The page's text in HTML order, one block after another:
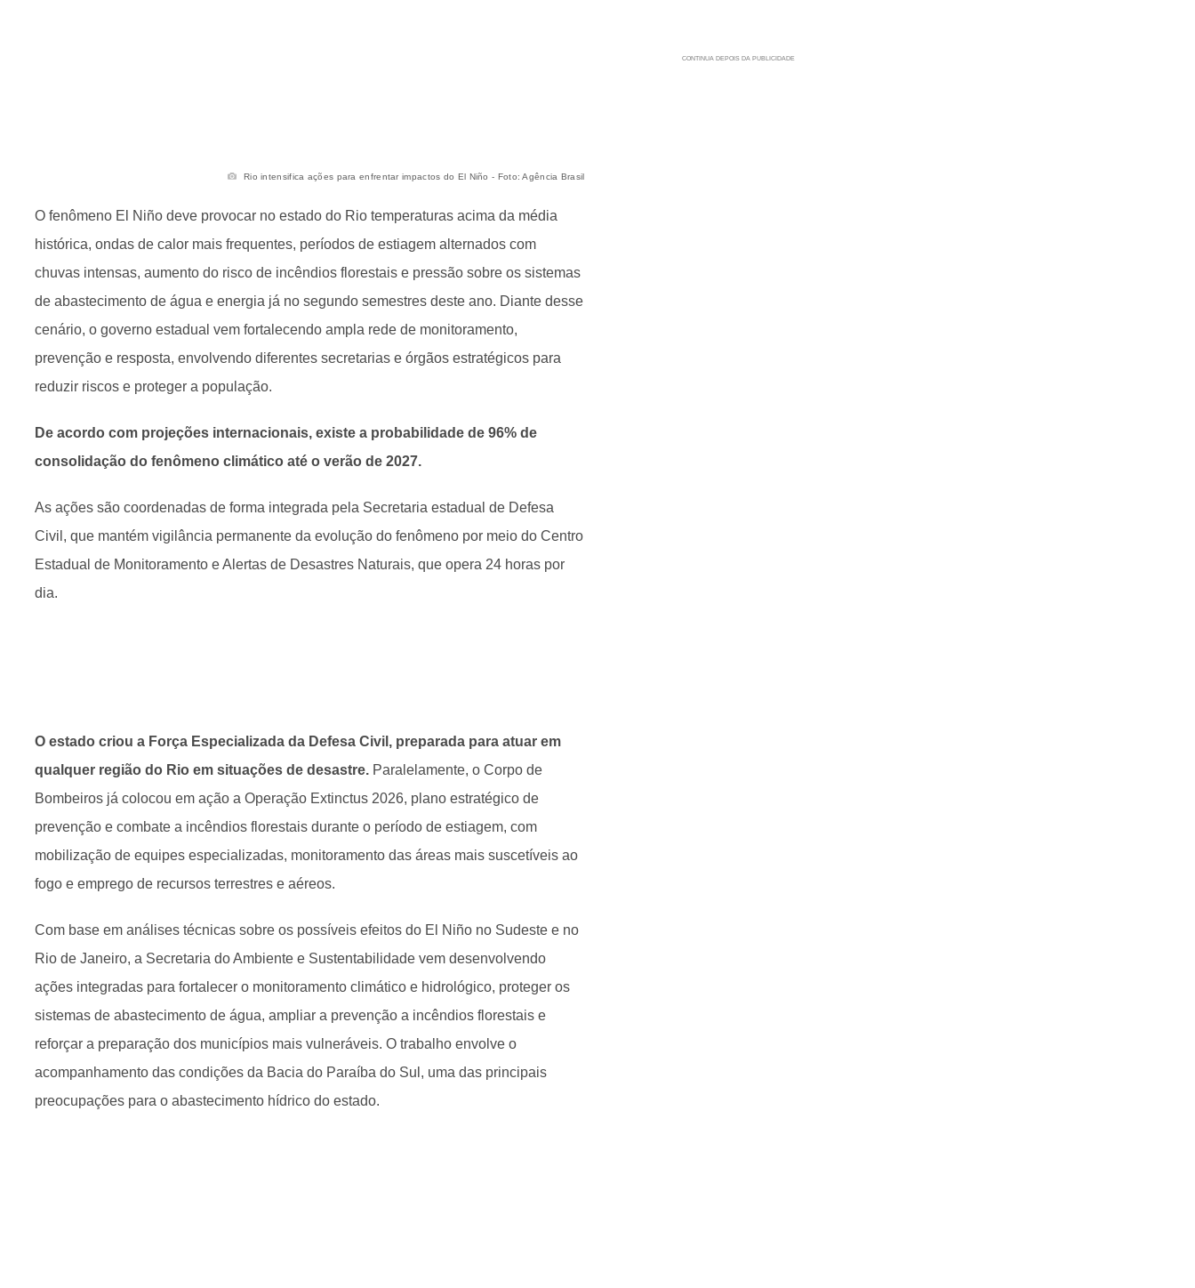
Rio intensifica ações para enfrentar impactos do El Niño - Foto: Agência Brasil
O fenômeno El Niño deve provocar no estado do Rio temperaturas acima da média
histórica, ondas de calor mais frequentes, períodos de estiagem alternados com
chuvas intensas, aumento do risco de incêndios florestais e pressão sobre os sistemas
de abastecimento de água e energia já no segundo semestres deste ano. Diante desse
cenário, o governo estadual vem fortalecendo ampla rede de monitoramento,
prevenção e resposta, envolvendo diferentes secretarias e órgãos estratégicos para
reduzir riscos e proteger a população.
De acordo com projeções internacionais, existe a probabilidade de 96% de
consolidação do fenômeno climático até o verão de 2027.
As ações são coordenadas de forma integrada pela Secretaria estadual de Defesa
Civil, que mantém vigilância permanente da evolução do fenômeno por meio do Centro
Estadual de Monitoramento e Alertas de Desastres Naturais, que opera 24 horas por
dia.
O estado criou a Força Especializada da Defesa Civil, preparada para atuar em
qualquer região do Rio em situações de desastre. Paralelamente, o Corpo de
Bombeiros já colocou em ação a Operação Extinctus 2026, plano estratégico de
prevenção e combate a incêndios florestais durante o período de estiagem, com
mobilização de equipes especializadas, monitoramento das áreas mais suscetíveis ao
fogo e emprego de recursos terrestres e aéreos.
Com base em análises técnicas sobre os possíveis efeitos do El Niño no Sudeste e no
Rio de Janeiro, a Secretaria do Ambiente e Sustentabilidade vem desenvolvendo
ações integradas para fortalecer o monitoramento climático e hidrológico, proteger os
sistemas de abastecimento de água, ampliar a prevenção a incêndios florestais e
reforçar a preparação dos municípios mais vulneráveis. O trabalho envolve o
acompanhamento das condições da Bacia do Paraíba do Sul, uma das principais
preocupações para o abastecimento hídrico do estado.